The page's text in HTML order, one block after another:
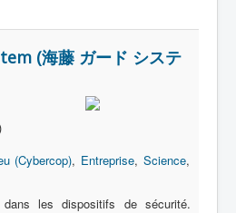
(海藤 ガード システ
(Cybercop), Entreprise,Science,
dans les dispositifs de sécurité.